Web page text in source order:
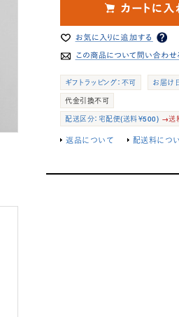
ギフトラッピング：不可
お届け
代金引換不可
配送区分：宅配便(送料￥500) →送
返品について 配送料につ